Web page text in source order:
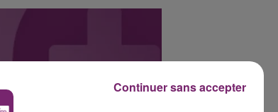
Continuer sans accepter